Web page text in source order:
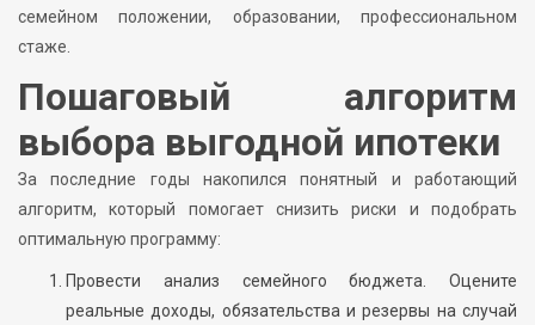
семейном положении, образовании, профессиональном
стаже.
Пошаговый алгоритм
выбора выгодной ипотеки
За последние годы накопился понятный и работающий
алгоритм, который помогает снизить риски и подобрать
оптимальную программу:
Провести анализ семейного бюджета. Оцените
реальные доходы, обязательства и резервы на случай